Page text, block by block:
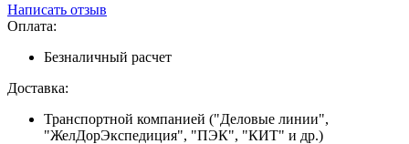
Написать отзыв
Оплата:
Безналичный расчет
Доставка:
Транспортной компанией ("Деловые линии",
"ЖелДорЭкспедиция", "ПЭК", "КИТ" и др.)